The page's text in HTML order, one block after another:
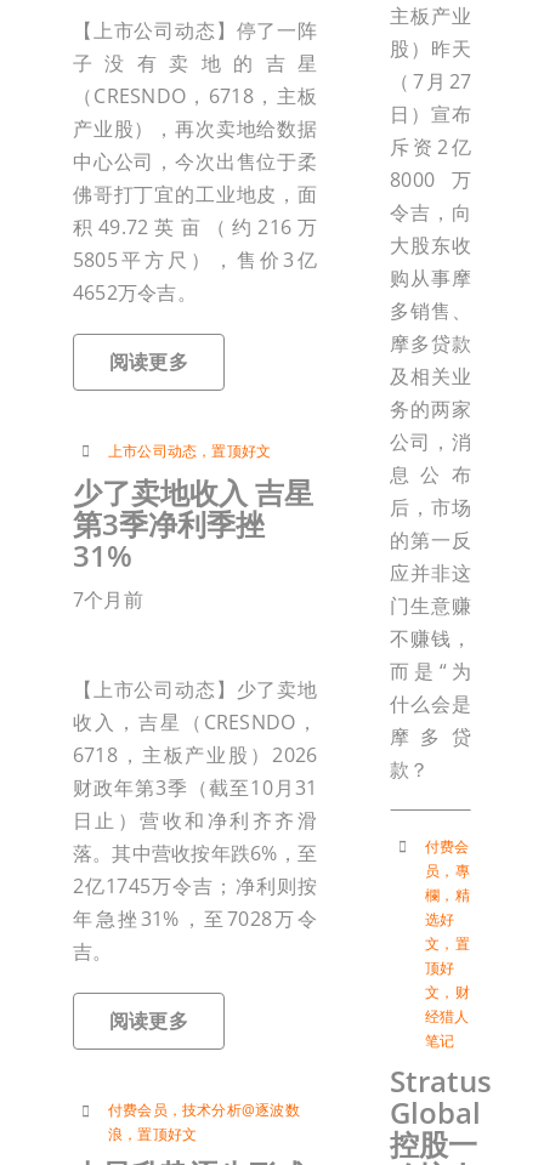
【上市公司动态】停了一阵
子没有卖地的吉星
（CRESNDO，6718，主板
产业股），再次卖地给数据
中心公司，今次出售位于柔
佛哥打丁宜的工业地皮，面
积49.72英亩（约216万
5805平方尺），售价3亿
4652万令吉。
阅读更多
上市公司动态 ，置顶好文
少了卖地收入 吉星
第3季净利季挫
31%
7个月前
【上市公司动态】少了卖地
收入，吉星（CRESNDO，
6718，主板产业股）2026
财政年第3季（截至10月31
日止）营收和净利齐齐滑
落。其中营收按年跌6%，至
2亿1745万令吉；净利则按
年急挫31%，至7028万令
吉。
阅读更多
付费会员 ， 技术分析@逐波数
浪 ，置顶好文
主板产业
股）昨天
（7月27
日）宣布
斥资2亿
8000万
令吉，向
大股东收
购从事摩
多销售、
摩多贷款
及相关业
务的两家
公司，消
息公布
后，市场
的第一反
应并非这
门生意赚
不赚钱，
而是“为
什么会是
摩多贷
款？
付费会
员 ， 專
欄 ， 精
选好
文 ， 置
顶好
文 ， 财
经猎人
笔记
Stratus
Global
控股一